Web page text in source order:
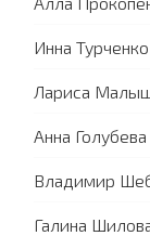
Инна Турченко
Лариса
Анна Голубева
Владимир
Галина